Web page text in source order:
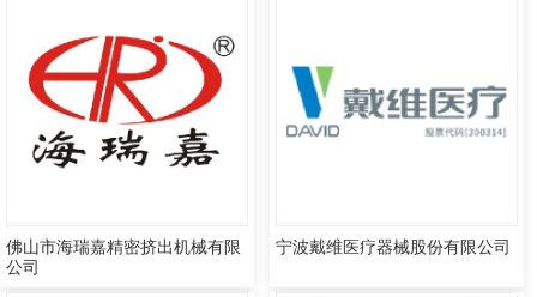
佛山市海瑞嘉精密挤出机械有限
公司
宁波戴维医疗器械股份有限公司